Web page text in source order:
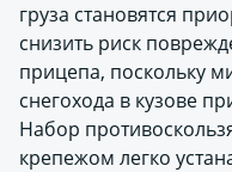
груза становятся
снизить риск
прицепа, поскольку
снегохода в кузове
Набор
крепежом легко